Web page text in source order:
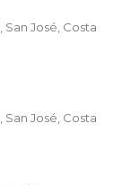
José, Costa
José, Costa